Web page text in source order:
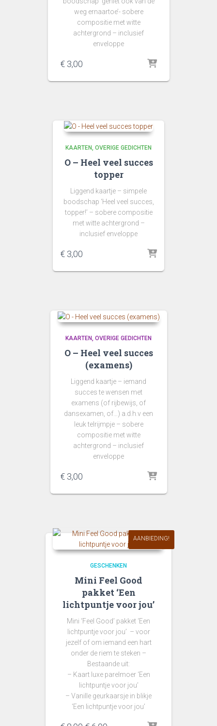
weg ernaartoe’- sobere
compositie met witte
achtergrond – inclusief
enveloppe
€ 3,00
KAARTEN OVERIGE GEDICHTEN
O – Heel veel succes
topper
Liggend kaartje – simpele
boodschap ‘Heel veel succes,
topper!’ – sobere compositie
met witte achtergrond –
inclusief enveloppe
€ 3,00
KAARTEN OVERIGE GEDICHTEN
O – Heel veel succes
(examens)
Liggend kaartje – iemand
succes te wensen met
examens (of rijbewijs, of
dansexamen, of…) a.d.h.v een
leuk telrijmpje – sobere
compositie met witte
achtergrond – inclusief
enveloppe
€ 3,00
AANBIEDING!
GESCHENKEN
Mini Feel Good
pakket ‘Een
lichtpuntje voor jou’
Mini ‘Feel Good’ pakket ‘Een
lichtpuntje voor jou’ – voor
jezelf of om iemand een hart
onder de riem te steken –
Bestaande uit:
– Kaart luxe parelmoer ‘Een
lichtpuntje voor jou’
– Vanille geurkaarsje in blikje
‘Een lichtpuntje voor jou’